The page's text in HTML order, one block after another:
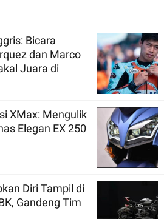
Bicara
dan Marco
Juara di
XMax: Mengulik
Elegan EX 250
Diri Tampil di
Gandeng Tim